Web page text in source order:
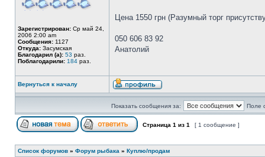
Зарегистрирован: Ср май 24,
2006 2:00 am
Сообщения: 1127
Откуда: Засумская
Благодарил (а): 53 раз.
Поблагодарили: 184 раз.
Цена 1550 грн (Разумный торг
050 606 83 92
Анатолий
Вернуться к началу
Показать сообщения за: Поле
Страница 1 из 1 [ 1 сообщение ]
Список форумов » Форум рыбака » Куплю/продам